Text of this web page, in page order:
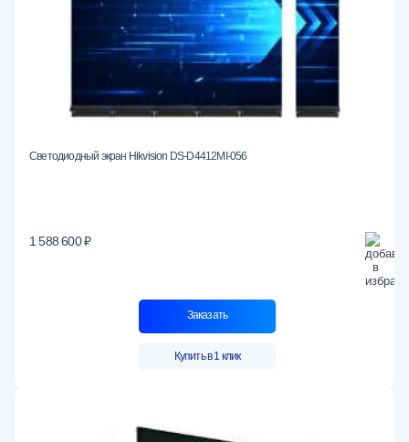
Светодиодный экран Hikvision DS-D4412MI-056
1 588 600 ₽
Заказать
Купить в 1 клик